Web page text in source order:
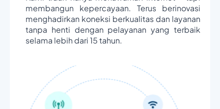
membangun kepercayaan. Terus berinovasi
menghadirkan koneksi berkualitas dan layanan
tanpa henti dengan pelayanan yang terbaik
selama lebih dari 15 tahun.